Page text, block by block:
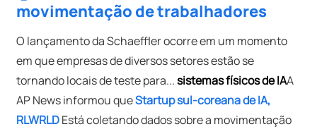
movimentação de trabalhadores
O lançamento da Schaeffler ocorre em um momento
em que empresas de diversos setores estão se
tornando locais de teste para...sistemas físicos de IAA
AP News informou queStartup sul-coreana de IA,
RLWRLDEstá coletando dados sobre a movimentação